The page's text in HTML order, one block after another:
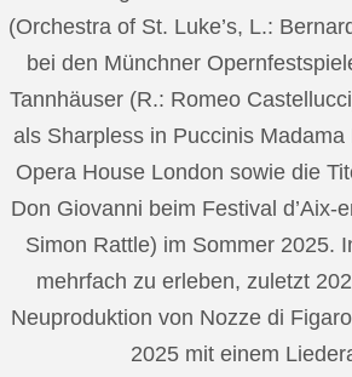
(Orchestra of St. Luke’s, L.:
bei den Münchner
Tannhäuser (R.: Romeo
als Sharpless in Puccinis Madama
Opera House London sowie die
Don Giovanni beim Festival d’Aix-
Simon Rattle) im Sommer 2025.
mehrfach zu erleben, zuletzt
Neuproduktion von Nozze di
2025 mit einem